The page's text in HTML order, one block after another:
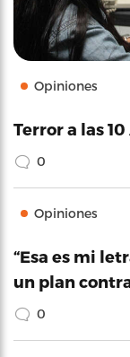
Opiniones
Terror a las 10
0
Opiniones
“Esa es mi
un plan
0